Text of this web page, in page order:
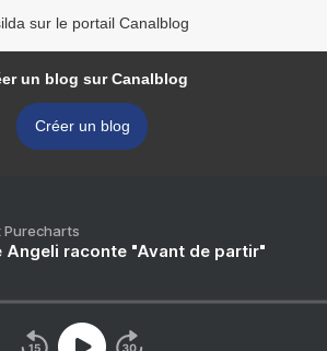
sur le portail Canalblog
un blog sur Canalblog
Créer un blog
Purecharts
Angeli raconte "Avant de partir"